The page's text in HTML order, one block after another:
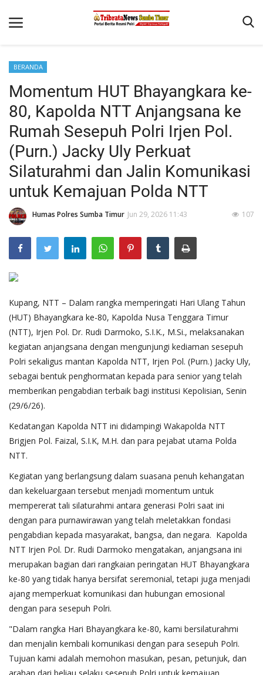
Beranda
Terms & Conditions
Reskrim
Binkam
Giat Ops
Polisi Kita
Mitra Polisi
Jurnal Kamtibmas
BERANDA
Momentum HUT Bhayangkara ke-
80, Kapolda NTT Anjangsana ke
Rumah Sesepuh Polri Irjen Pol.
(Purn.) Jacky Uly Perkuat
Silaturahmi dan Jalin Komunikasi
untuk Kemajuan Polda NTT
Humas Polres Sumba Timur Jun 29, 2026 11:43 107
Kupang, NTT – Dalam rangka memperingati Hari Ulang Tahun
(HUT) Bhayangkara ke-80, Kapolda Nusa Tenggara Timur
(NTT), Irjen Pol. Dr. Rudi Darmoko, S.I.K., M.Si., melaksanakan
kegiatan anjangsana dengan mengunjungi kediaman sesepuh
Polri sekaligus mantan Kapolda NTT, Irjen Pol. (Purn.) Jacky Uly,
sebagai bentuk penghormatan kepada para senior yang telah
memberikan pengabdian terbaik bagi institusi Kepolisian, Senin
(29/6/26).
Kedatangan Kapolda NTT ini didampingi Wakapolda NTT
Brigjen Pol. Faizal, S.I.K, M.H. dan para pejabat utama Polda
NTT.
Kegiatan yang berlangsung dalam suasana penuh kehangatan
dan kekeluargaan tersebut menjadi momentum untuk
mempererat tali silaturahmi antara generasi Polri saat ini
dengan para purnawirawan yang telah meletakkan fondasi
pengabdian kepada masyarakat, bangsa, dan negara. Kapolda
NTT Irjen Pol. Dr. Rudi Darmoko mengatakan, anjangsana ini
merupakan bagian dari rangkaian peringatan HUT Bhayangkara
ke-80 yang tidak hanya bersifat seremonial, tetapi juga menjadi
ajang memperkuat komunikasi dan hubungan emosional
dengan para sesepuh Polri.
"Dalam rangka Hari Bhayangkara ke-80, kami bersilaturahmi
dan menjalin kembali komunikasi dengan para sesepuh Polri.
Tujuan kami adalah memohon masukan, pesan, petunjuk, dan